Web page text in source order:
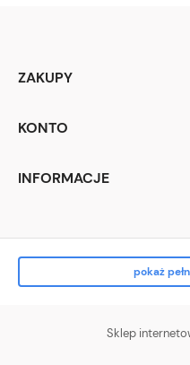
ZAKUPY
KONTO
INFORMACJE
pokaż
Sklep